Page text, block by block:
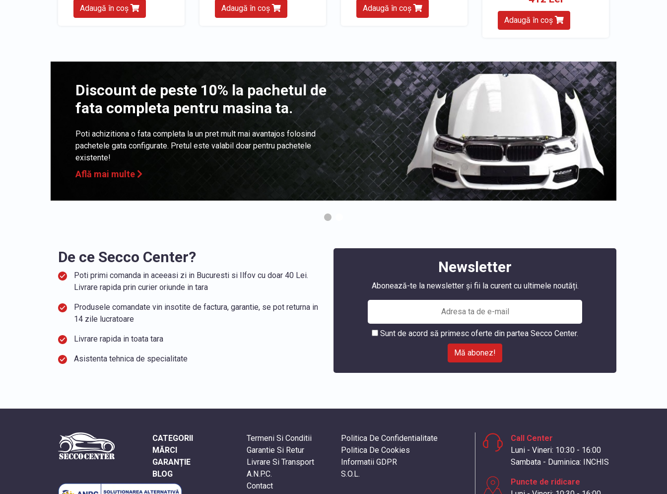
Adaugă în coș Adaugă în coș Adaugă în coș
Adaugă în coș
Discount de peste 10% la pachetul de
fata completa pentru masina ta.
Poti achizitiona o fata completa la un pret mult mai avantajos folosind
pachetele gata configurate. Pretul este valabil doar pentru pachetele
existente!
Află mai multe
De ce Secco Center?
Poti primi comanda in aceeasi zi in Bucuresti si Ilfov cu doar 40 Lei.
Livrare rapida prin curier oriunde in tara
Produsele comandate vin insotite de factura, garantie, se pot returna in
14 zile lucratoare
Livrare rapida in toata tara
Asistenta tehnica de specialitate
Newsletter
Abonează-te la newsletter și fii la curent cu ultimele noutăți.
Sunt de acord să primesc oferte din partea Secco Center.
Mă abonez!
CATEGORII
MĂRCI
GARANȚIE
BLOG
Termeni Si Conditii
Garantie Si Retur
Livrare Si Transport
A.N.P.C.
Contact
Politica De Confidentialitate
Politica De Cookies
Informatii GDPR
S.O.L.
Call Center
Luni - Vineri: 10:30 - 16:00
Sambata - Duminica: INCHIS
Puncte de ridicare